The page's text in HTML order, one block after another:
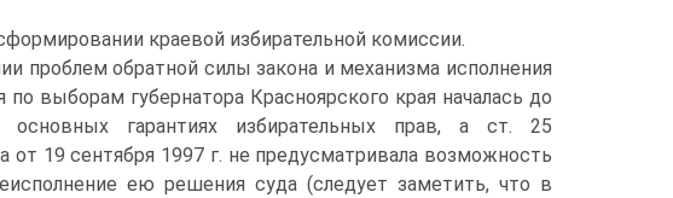
краевой избирательной комиссии.
проблем обратной силы закона и механизма исполнения
выборам губернатора Красноярского края началась до
гарантиях избирательных прав, а ст. 25
19 сентября 1997 г. не предусматривала возможность
ею решения суда (следует заметить, что в